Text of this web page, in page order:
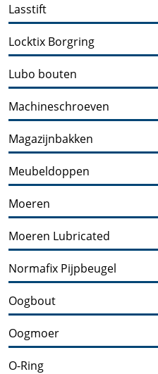
Lasstift
Locktix Borgring
Lubo bouten
Machineschroeven
Magazijnbakken
Meubeldoppen
Moeren
Moeren Lubricated
Normafix Pijpbeugel
Oogbout
Oogmoer
O-Ring